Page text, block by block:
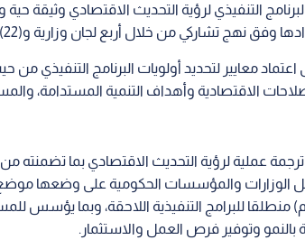
التنفيذي لرؤية التحديث الاقتصادي وثيقة
نهج تشاركي من خلال أربع لجان وزارية و(22) فريق عمل، وبالتشاور مع القطاع الخاص.
معايير لتحديد أولويات البرنامج التنفيذي من
الاقتصادية وأهداف التنمية المستدامة،
ترجمة عملية لرؤية التحديث الاقتصادي بما
الوزارات والمؤسسات الحكومية على وضعها موضع
(2023 – 2025م) منطلقا للبرامج التنفيذية اللاحقة، وبما